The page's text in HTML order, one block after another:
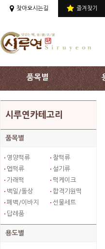
상단 주메뉴 바로가기
찾아오시는길 즐겨찾기
품목별
시루연카테고리
품목별
영양떡류
찰떡류
멥떡류
설기류
가래떡
떡케이크
백일/돌상
합격기원떡
폐백/이바지
선물세트
답례품
용도별